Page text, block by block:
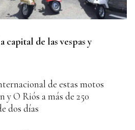
capital de las vespas y
de estas motos
y O Riós a más de 250
dos días